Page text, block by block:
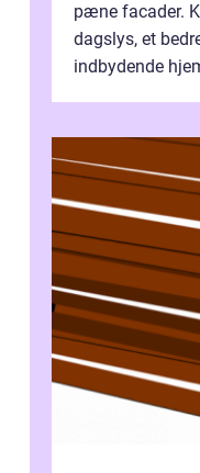
pæne facader.
dagslys, et
indbydende